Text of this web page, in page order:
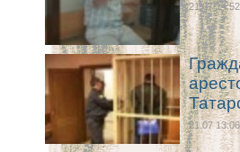
21.07 14:52
21.07 13:06